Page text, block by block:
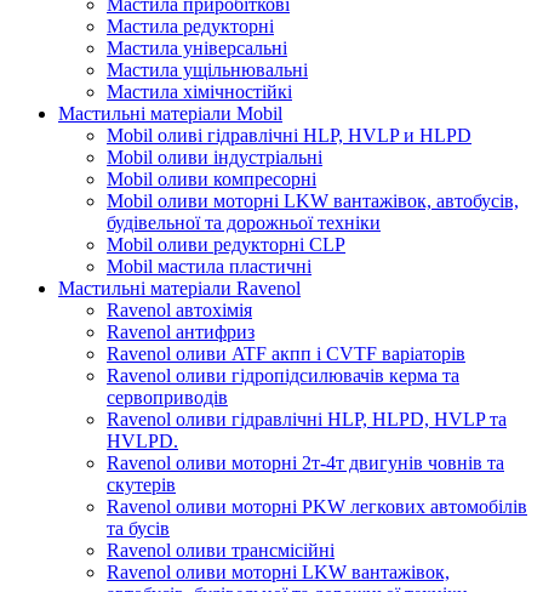
Мастила приробіткові
Мастила редукторні
Мастила універсальні
Мастила ущільнювальні
Мастила хімічностійкі
Мастильні матеріали Mobil
Mobil оливі гідравлічні HLP, HVLP и HLPD
Mobil оливи індустріальні
Mobil оливи компресорні
Mobil оливи моторні LKW вантажівок, автобусів,
будівельної та дорожньої техніки
Mobil оливи редукторні CLP
Mobil мастила пластичні
Мастильні матеріали Ravenol
Ravenol автохімія
Ravenol антифриз
Ravenol оливи ATF акпп і CVTF варіаторів
Ravenol оливи гідропідсилювачів керма та
сервоприводів
Ravenol оливи гідравлічні HLP, HLPD, HVLP та
HVLPD.
Ravenol оливи моторні 2т-4т двигунів човнів та
скутерів
Ravenol оливи моторні PKW легкових автомобілів
та бусів
Ravenol оливи трансмісійні
Ravenol оливи моторні LKW вантажівок,